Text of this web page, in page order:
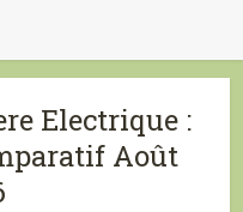
Electrique :
Août